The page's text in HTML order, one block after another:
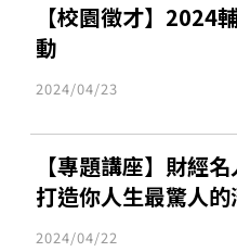
【校園徵才】2024
動
2024/04/23
【專題講座】財經
打造你人生最驚人的
2024/04/22